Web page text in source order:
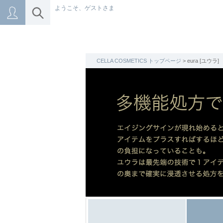
ようこそ、ゲストさま
CELLA COSMETICS トップページ > eura [ユウラ]